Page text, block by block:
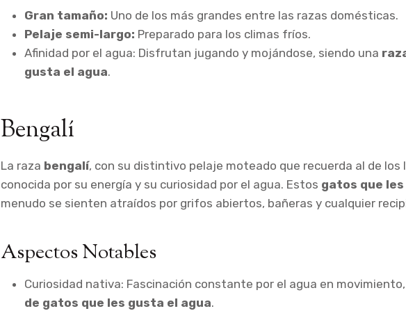
Gran tamaño: Uno de los más grandes entre las razas domésticas.
Pelaje semi-largo: Preparado para los climas fríos.
Afinidad por el agua: Disfrutan jugando y mojándose, siendo una
gusta el agua.
Bengalí
La raza bengalí, con su distintivo pelaje moteado que recuerda al de los
conocida por su energía y su curiosidad por el agua. Estos gatos que
menudo se sienten atraídos por grifos abiertos, bañeras y cualquier
Aspectos Notables
Curiosidad nativa: Fascinación constante por el agua en
de gatos que les gusta el agua.